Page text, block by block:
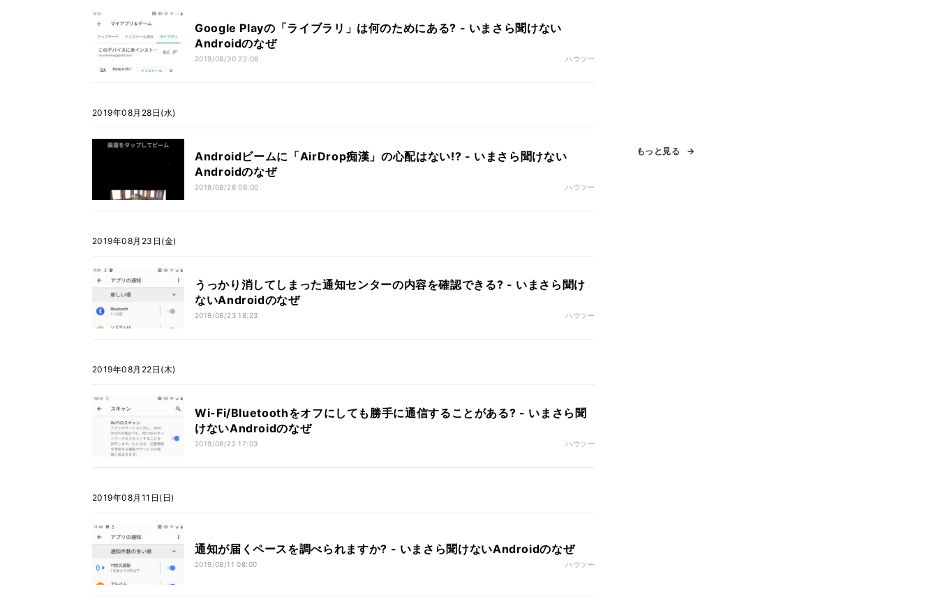
Google Playの「ライブラリ」は何のためにある? - いまさら聞けない
Androidのなぜ
2019/08/30 22:08 ハウツー
2019年08月28日(水)
Androidビームに「AirDrop痴漢」の心配はない!? - いまさら聞けない
Androidのなぜ
2019/08/28 08:00 ハウツー
2019年08月23日(金)
うっかり消してしまった通知センターの内容を確認できる? - いまさら聞け
ないAndroidのなぜ
2019/08/23 18:23 ハウツー
2019年08月22日(木)
Wi-Fi/Bluetoothをオフにしても勝手に通信することがある? - いまさら聞
けないAndroidのなぜ
2019/08/22 17:03 ハウツー
2019年08月11日(日)
通知が届くペースを調べられますか? - いまさら聞けないAndroidのなぜ
2019/08/11 08:00 ハウツー
もっと見る